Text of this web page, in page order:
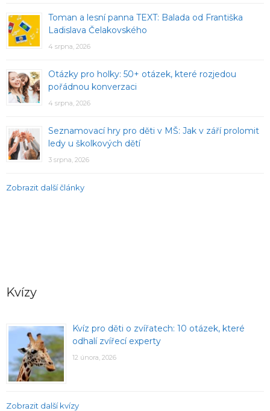
Toman a lesní panna TEXT: Balada od Františka
Ladislava Čelakovského
4 srpna, 2026
Otázky pro holky: 50+ otázek, které rozjedou
pořádnou konverzaci
4 srpna, 2026
Seznamovací hry pro děti v MŠ: Jak v září prolomit
ledy u školkových dětí
3 srpna, 2026
Zobrazit další články
Kvízy
Kvíz pro děti o zvířatech: 10 otázek, které
odhalí zvířecí experty
12 února, 2026
Zobrazit další kvízy